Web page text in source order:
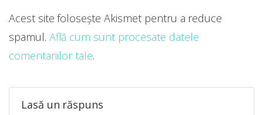
Lasă un răspuns
Acest site folosește Akismet pentru a reduce
spamul. Află cum sunt procesate datele
comentariilor tale.